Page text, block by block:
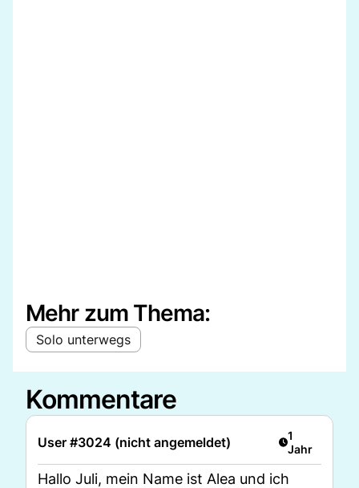
Mehr zum Thema:
Solo unterwegs
Kommentare
User #3024 (nicht angemeldet) Artikel
1
Jahr
Hallo Juli, mein Name ist Alea und ich